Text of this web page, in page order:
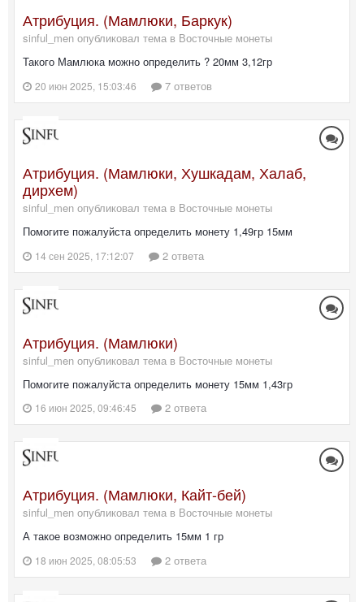
Атрибуция. (Мамлюки, Баркук)
sinful_men опубликовал тема в Восточные монеты
Такого Мамлюка можно определить ? 20мм 3,12гр
20 июн 2025, 15:03:46 7 ответов
Атрибуция. (Мамлюки, Хушкадам, Халаб,
дирхем)
sinful_men опубликовал тема в Восточные монеты
Помогите пожалуйста определить монету 1,49гр 15мм
14 сен 2025, 17:12:07 2 ответа
Атрибуция. (Мамлюки)
sinful_men опубликовал тема в Восточные монеты
Помогите пожалуйста определить монету 15мм 1,43гр
16 июн 2025, 09:46:45 2 ответа
Атрибуция. (Мамлюки, Кайт-бей)
sinful_men опубликовал тема в Восточные монеты
А такое возможно определить 15мм 1 гр
18 июн 2025, 08:05:53 2 ответа